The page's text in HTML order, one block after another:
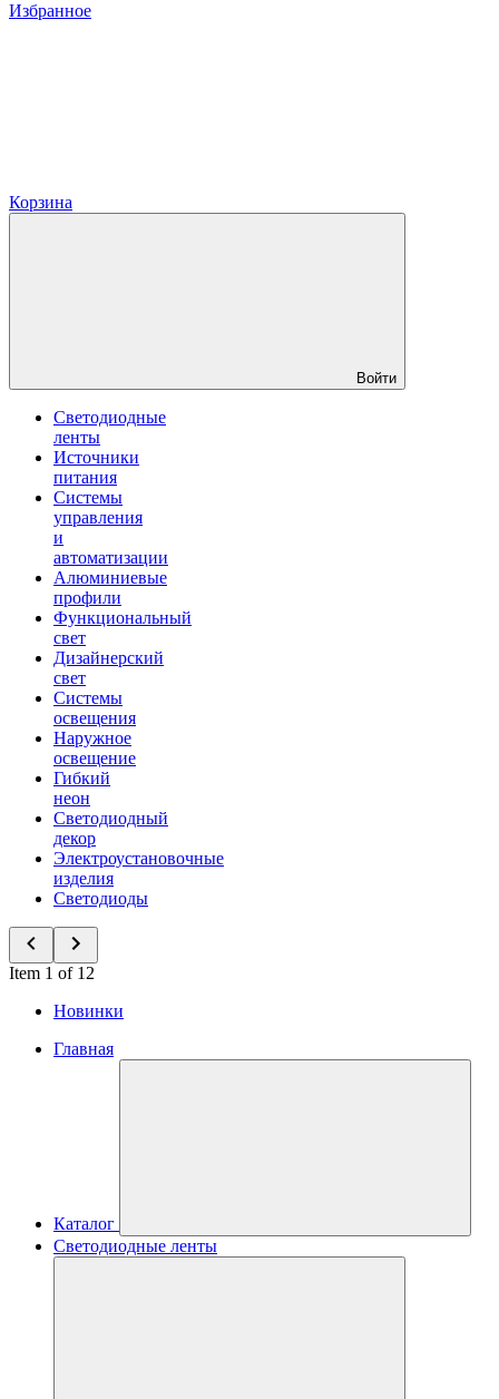
Избранное
Корзина
Войти
Светодиодные
ленты
Источники
питания
Системы
управления
и
автоматизации
Алюминиевые
профили
Функциональный
свет
Дизайнерский
свет
Системы
освещения
Наружное
освещение
Гибкий
неон
Светодиодный
декор
Электроустановочные
изделия
Светодиоды
Item 1 of 12
Новинки
Главная
Каталог
Светодиодные ленты